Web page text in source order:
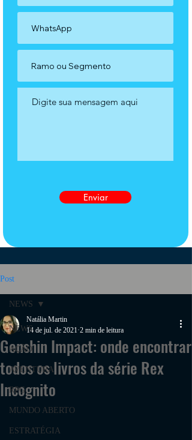
Enviar
Post
NEWS
AÇÃO
AVENTURA
RPG
MUNDO ABERTO
ESTRATÉGIA
NEWS
Genshin Impact: onde encontrar
todos os livros da série Rex
Incognito
Natália Martin
14 de jul. de 2021 2 min de leitura